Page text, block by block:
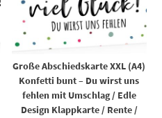
Große Abschiedskarte XXL (A4)
Konfetti bunt – Du wirst uns
fehlen mit Umschlag / Edle
Design Klappkarte / Rente /